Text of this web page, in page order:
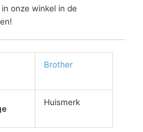
onze winkel in de
Brother
Huismerk